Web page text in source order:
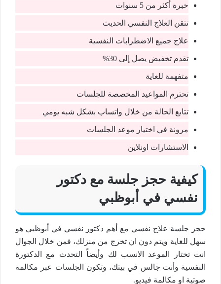
خبرة أكثر من 5 سنوات
تتقن العلاج النفسي الحديث
علاج جميع الاضطرابات النفسية
تقدم تخفيض يصل إلى 30%
متفهمة للغاية
تحترم المواعيد المخصصة للجلسات
تتابع الحالة من خلال واتساب بشكل شبه يومي
مرونة في اختيار موعد الجلسات
الاستشارات اونلاين
كيفية حجز جلسة مع دكتور
نفسي في أبوظبي
حجز جلسة علاج نفسي مع أهم دكتور نفسي في أبوظبي هو
سهل للغاية ويتم دون ان تخرج من منزلك، فمن خلال الجوال
انت تختار الموعد الانسب لك وأيضاً التحدث مع الدكتورة
النفسية وأنت جالس في بيتك، وتكون الجلسات عبر مكالمة
صوتية او مكالمة فيديو.